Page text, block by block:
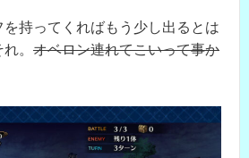
持ってくればもう少し出るとは
。 オベロン連れてこいって事か